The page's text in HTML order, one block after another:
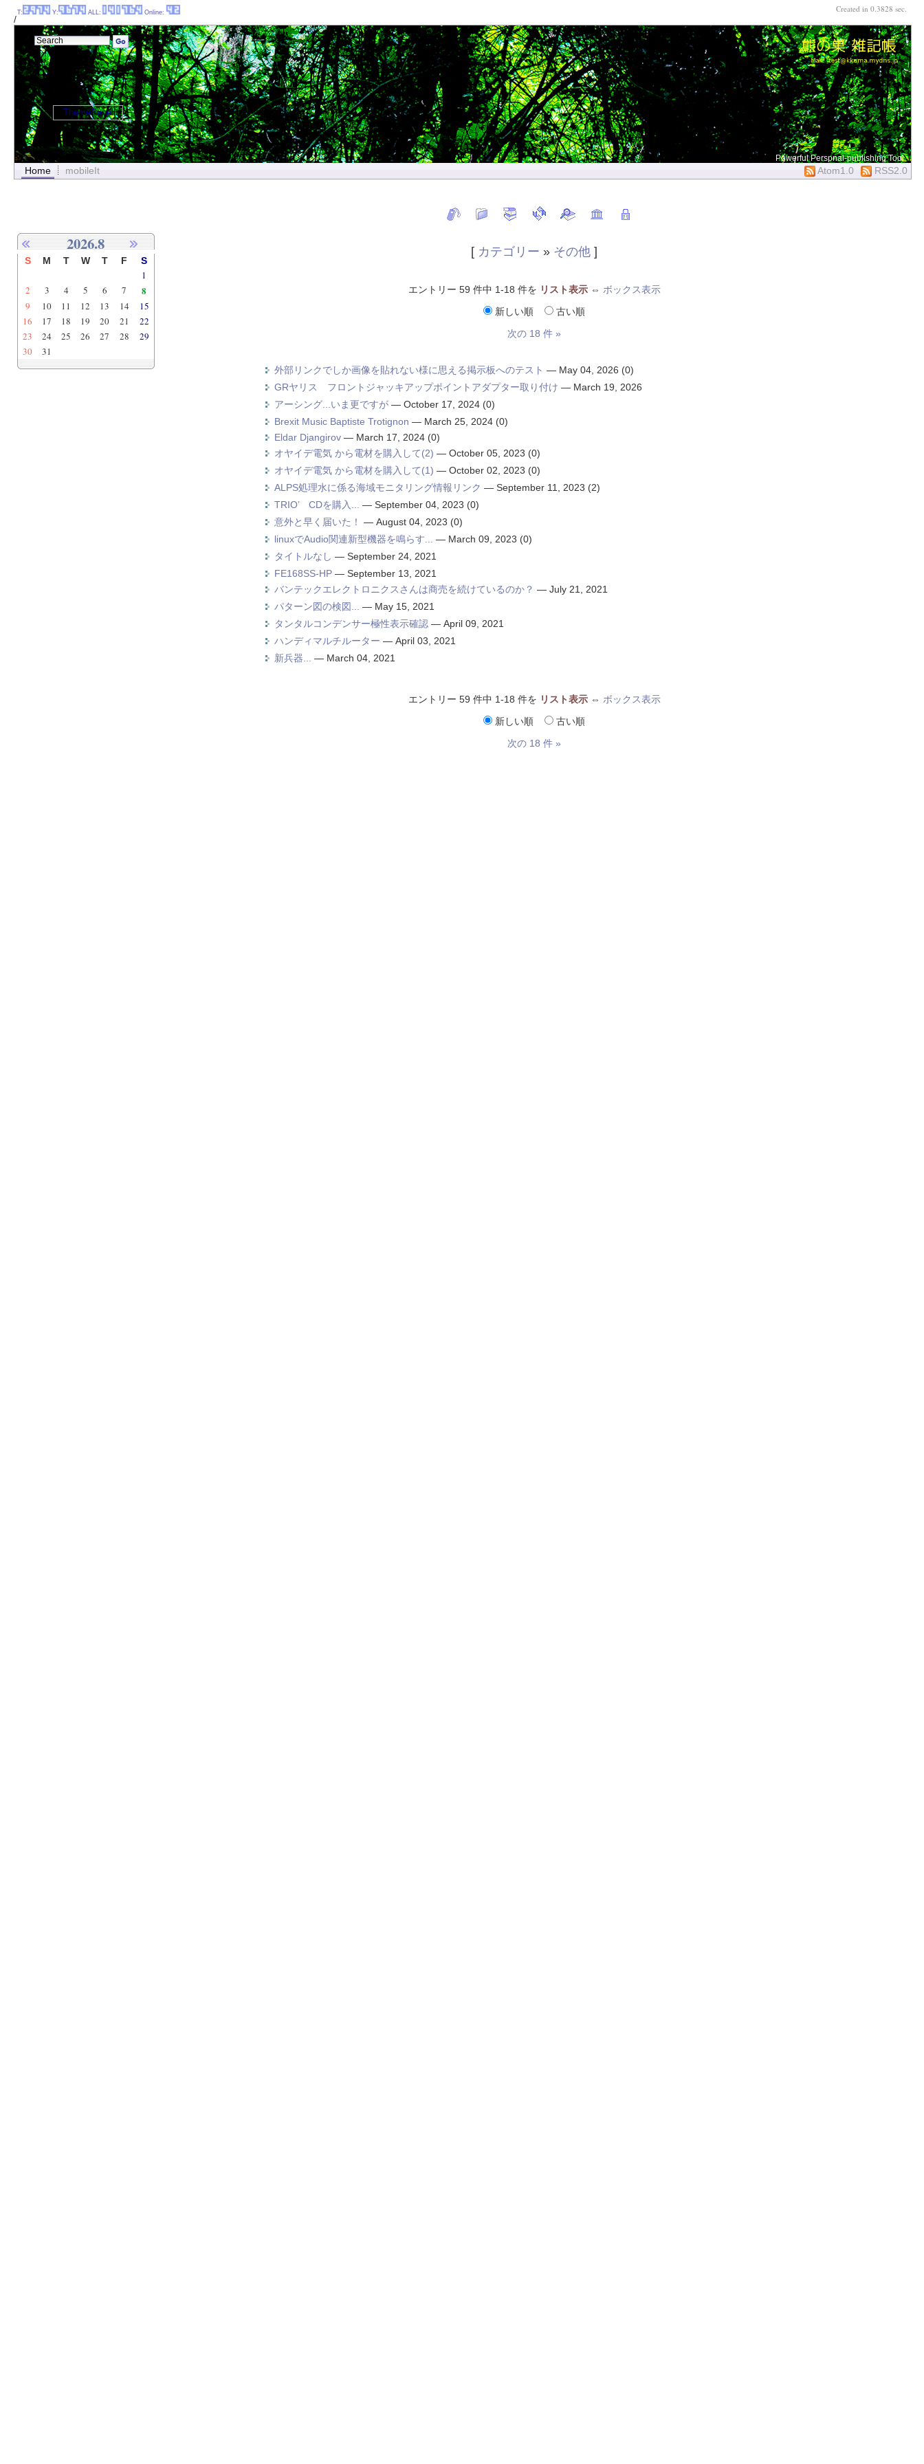
/
Powerful Perspnal-publishing Tool
Home mobileIt RSS2.0
Atom1.0
[ カテゴリー » その他]
エントリー 59 件中 1-18 件を リスト表示⇔ ボックス表示
新しい順
古い順
次の 18 件 »
外部リンクでしか画像を貼れない様に思える掲示板へのテスト — May 04, 2026 (0)
GRヤリス フロントジャッキアップポイントアダプター取り付け — March 19, 2026
アーシング...いま更ですが— October 17, 2024 (0)
Brexit Music Baptiste Trotignon — March 25, 2024 (0)
Eldar Djangirov— March 17, 2024 (0)
オヤイデ電気 から電材を購入して(2) — October 05, 2023 (0)
オヤイデ電気 から電材を購入して(1) — October 02, 2023 (0)
ALPS処理水に係る海域モニタリング情報リンク — September 11, 2023 (2)
TRIO’ CDを購入... — September 04, 2023 (0)
意外と早く届いた！
— August 04, 2023 (0)
linuxでAudio関連新型機器を鳴らす... — March 09, 2023 (0)
タイトルなし — September 24, 2021
FE168SS-HP— September 13, 2021
バンテックエレクトロニクスさんは商売を続けているのか？ — July 21, 2021
パターン図の検図... — May 15, 2021
タンタルコンデンサー極性表示確認— April 09, 2021
ハンディマルチルーター — April 03, 2021
新兵器... — March 04, 2021
エントリー 59 件中 1-18 件を リスト表示⇔ ボックス表示
新しい順
古い順
次の 18 件 »
2026.8
S M T W T F S
1
2
3 4 5 6 7 8
9 10 11 12 13 14
15
16
17 18 19 20 21
22
23
24 25 26 27 28
29
30
31
T: Y: ALL: Online:
ThemePanel
Created in 0.3828 sec.